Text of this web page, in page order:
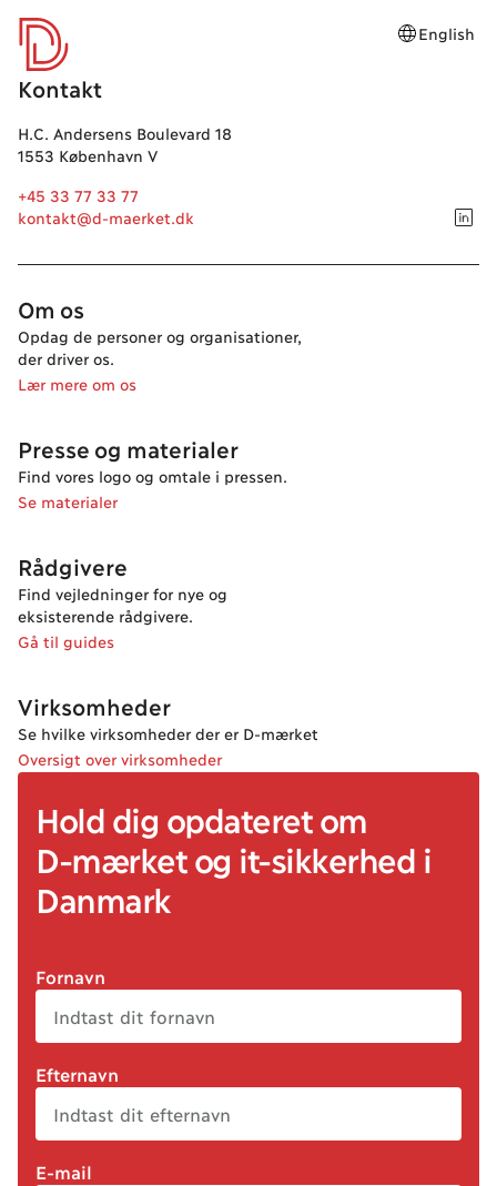
D-mærket
English
Kontakt
H.C. Andersens Boulevard 18
1553 København V
+45 33 77 33 77
kontakt@d-maerket.dk
Om os
Opdag de personer og organisationer,
der driver os.
Lær mere om os
Presse og materialer
Find vores logo og omtale i pressen.
Se materialer
Rådgivere
Find vejledninger for nye og
eksisterende rådgivere.
Gå til guides
Virksomheder
Se hvilke virksomheder der er D-mærket
Oversigt over virksomheder
Hold dig opdateret om
D-mærketog it-sikkerhedi
Danmark
Fornavn
Efternavn
E-mail